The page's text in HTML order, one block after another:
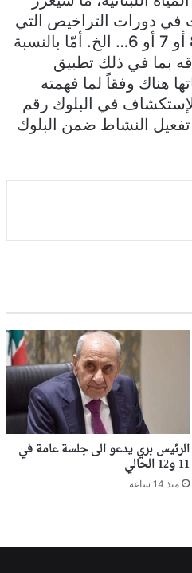
في دورات التراخيص التي
افتتحها لبنان في السابق بالنسبة إلى البلوكات الأخرى، كالبلوك 8 أو 7 أو 6… الخ. أمّا بالنسبة
حقوقه بما في ذلك تطبيق
هناك وفقاً لما فهمته
في البلوك رقم
تفعيل النشاط ضمن البلوك
الرئيس بري يدعو الى جلسة عامة في
11 و12 الحالي
منذ 14 ساعة